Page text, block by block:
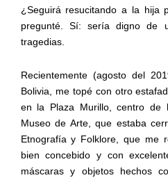
¿Seguirá resucitando a la hija
pregunté. Sí: sería digno de
tragedias.
Recientemente (agosto del
Bolivia, me topé con otro
en la Plaza Murillo, centro de
Museo de Arte, que estaba
Etnografía y Folklore, que me
bien concebido y con
máscaras y objetos hechos